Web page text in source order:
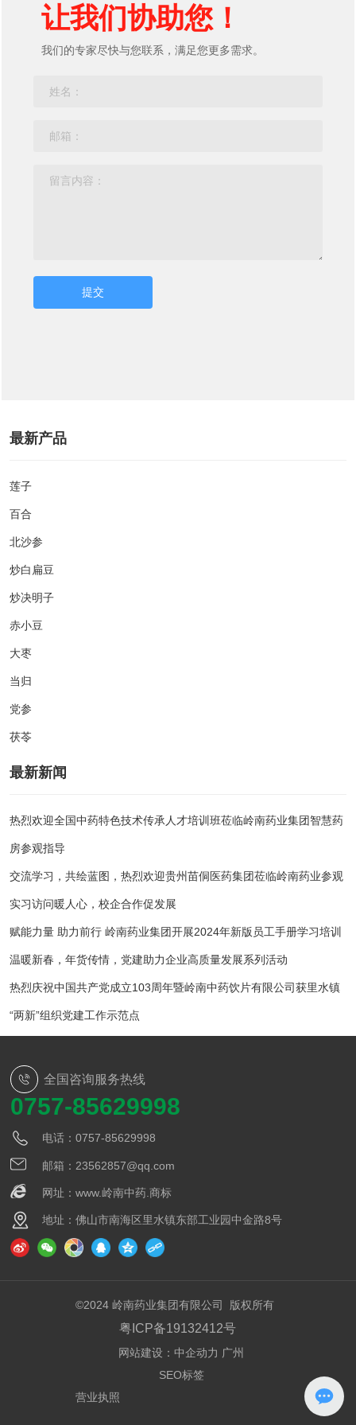
让我们协助您！
我们的专家尽快与您联系，满足您更多需求。
提交
最新产品
莲子
百合
北沙参
炒白扁豆
炒决明子
赤小豆
大枣
当归
党参
茯苓
最新新闻
热烈欢迎全国中药特色技术传承人才培训班莅临岭南药业集团智慧药
房参观指导
交流学习，共绘蓝图，热烈欢迎贵州苗侗医药集团莅临岭南药业参观
实习访问暖人心，校企合作促发展
赋能力量 助力前行 岭南药业集团开展2024年新版员工手册学习培训
温暖新春，年货传情，党建助力企业高质量发展系列活动
热烈庆祝中国共产党成立103周年暨岭南中药饮片有限公司获里水镇
“两新”组织党建工作示范点
全国咨询服务热线
0757-85629998
电话：0757-85629998
邮箱：23562857@qq.com
网址：www.岭南中药.商标
地址：佛山市南海区里水镇东部工业园中金路8号
©2024 岭南药业集团有限公司 版权所有
粤ICP备19132412号
网站建设： 中企动力 广州
SEO标签
营业执照